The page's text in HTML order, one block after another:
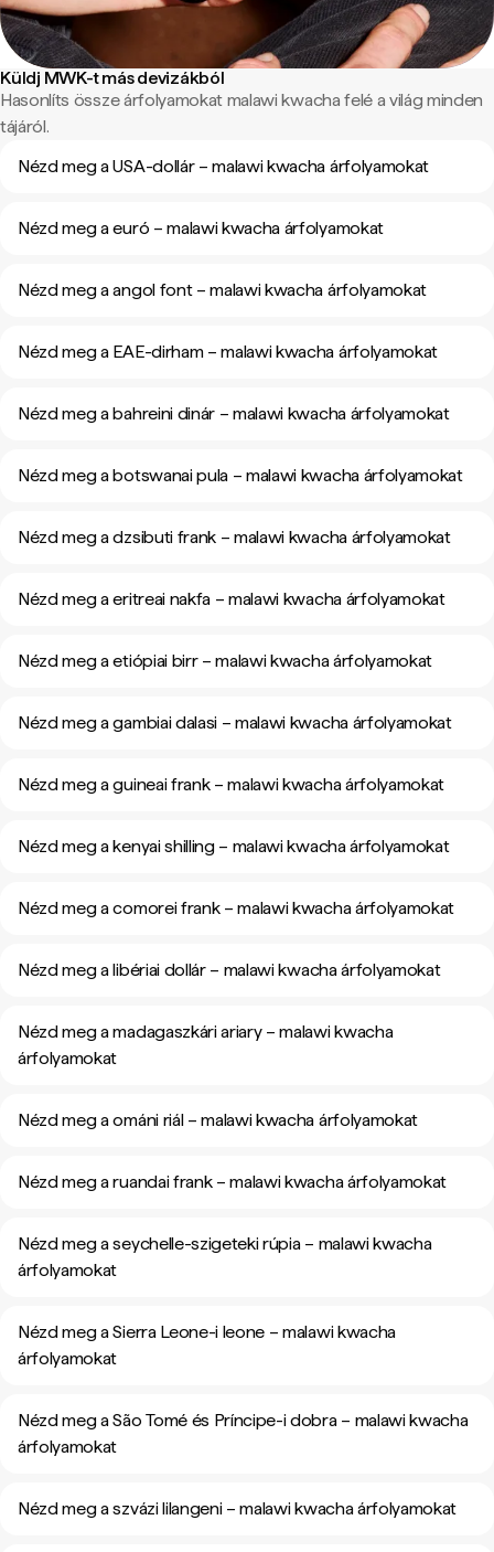
Küldj MWK-t más devizákból
Hasonlíts össze árfolyamokat malawi kwacha felé a világ minden
tájáról.
Nézd meg a USA-dollár – malawi kwacha árfolyamokat
Nézd meg a euró – malawi kwacha árfolyamokat
Nézd meg a angol font – malawi kwacha árfolyamokat
Nézd meg a EAE-dirham – malawi kwacha árfolyamokat
Nézd meg a bahreini dinár – malawi kwacha árfolyamokat
Nézd meg a botswanai pula – malawi kwacha árfolyamokat
Nézd meg a dzsibuti frank – malawi kwacha árfolyamokat
Nézd meg a eritreai nakfa – malawi kwacha árfolyamokat
Nézd meg a etiópiai birr – malawi kwacha árfolyamokat
Nézd meg a gambiai dalasi – malawi kwacha árfolyamokat
Nézd meg a guineai frank – malawi kwacha árfolyamokat
Nézd meg a kenyai shilling – malawi kwacha árfolyamokat
Nézd meg a comorei frank – malawi kwacha árfolyamokat
Nézd meg a libériai dollár – malawi kwacha árfolyamokat
Nézd meg a madagaszkári ariary – malawi kwacha
árfolyamokat
Nézd meg a ománi riál – malawi kwacha árfolyamokat
Nézd meg a ruandai frank – malawi kwacha árfolyamokat
Nézd meg a seychelle-szigeteki rúpia – malawi kwacha
árfolyamokat
Nézd meg a Sierra Leone-i leone – malawi kwacha
árfolyamokat
Nézd meg a São Tomé és Príncipe-i dobra – malawi kwacha
árfolyamokat
Nézd meg a szvázi lilangeni – malawi kwacha árfolyamokat